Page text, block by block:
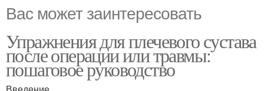
Вас может заинтересовать
Упражнения для плечевого сустава
после операции или травмы:
пошаговое руководство